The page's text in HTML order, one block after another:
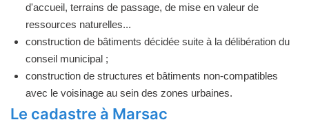
d'accueil, terrains de passage, de mise en valeur de
ressources naturelles...
construction de bâtiments décidée suite à la délibération du
conseil municipal ;
construction de structures et bâtiments non-compatibles
avec le voisinage au sein des zones urbaines.
Le cadastre à Marsac